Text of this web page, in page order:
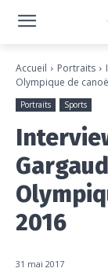
Accueil Portraits
Olympique de
Portraits Sports
2016
31 mai 2017